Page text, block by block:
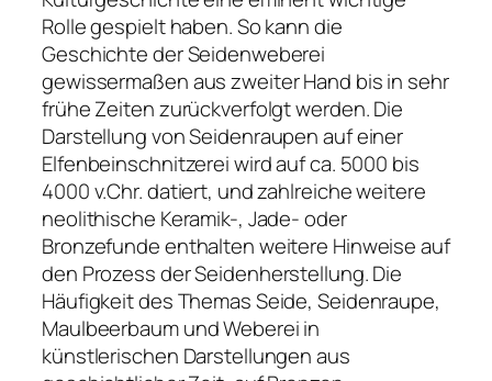
Rolle gespielt haben. So kann die
Geschichte der Seidenweberei
gewissermaßen aus zweiter Hand bis in sehr
frühe Zeiten zurückverfolgt werden. Die
Darstellung von Seidenraupen auf einer
Elfenbeinschnitzerei wird auf ca. 5000 bis
4000 v.Chr. datiert, und zahlreiche weitere
neolithische Keramik-, Jade- oder
Bronzefunde enthalten weitere Hinweise auf
den Prozess der Seidenherstellung. Die
Häufigkeit des Themas Seide, Seidenraupe,
Maulbeerbaum und Weberei in
künstlerischen Darstellungen aus